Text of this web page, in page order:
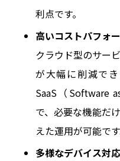
利点です。
高いコストパフォ
クラウド型のサー
が大幅に削減で
SaaS（Software
で、必要な機能だ
えた運用が可能です
多様なデバイス対応